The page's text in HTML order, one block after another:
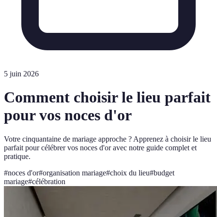
5 juin 2026
Comment choisir le lieu parfait
pour vos noces d'or
Votre cinquantaine de mariage approche ? Apprenez à choisir le lieu
parfait pour célébrer vos noces d'or avec notre guide complet et
pratique.
#noces d'or#organisation mariage#choix du lieu#budget
mariage#célébration